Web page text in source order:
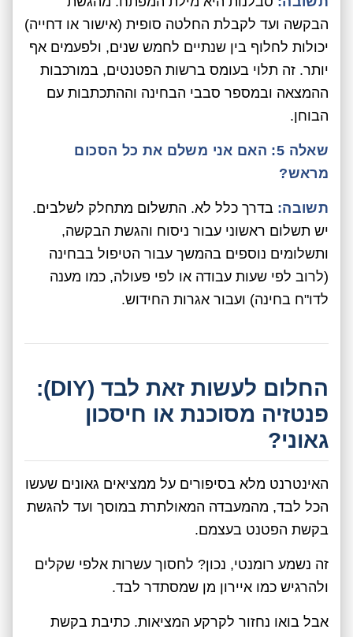
הבקשה ועד לקבלת החלטה סופית (אישור או דחייה)
יכולות לחלוף בין שנתיים לחמש שנים, ולפעמים אף
יותר. זה תלוי בעומס ברשות הפטנטים, במורכבות
ההמצאה ובמספר סבבי הבחינה וההתכתבות עם
הבוחן.
שאלה 5: האם אני משלם את כל הסכום
מראש?
תשובה: בדרך כלל לא. התשלום מתחלק לשלבים.
יש תשלום ראשוני עבור ניסוח והגשת הבקשה,
ותשלומים נוספים בהמשך עבור הטיפול בבחינה
(לרוב לפי שעות עבודה או לפי פעולה, כמו מענה
לדו"ח בחינה) ועבור אגרות החידוש.
החלום לעשות זאת לבד (DIY):
פנטזיה מסוכנת או חיסכון
גאוני?
האינטרנט מלא בסיפורים על ממציאים גאונים שעשו
הכל לבד, מהמעבדה המאולתרת במוסך ועד להגשת
בקשת הפטנט בעצמם.
זה נשמע רומנטי, נכון? לחסוך עשרות אלפי שקלים
ולהרגיש כמו איירון מן שמסתדר לבד.
אבל בואו נחזור לקרקע המציאות. כתיבת בקשת